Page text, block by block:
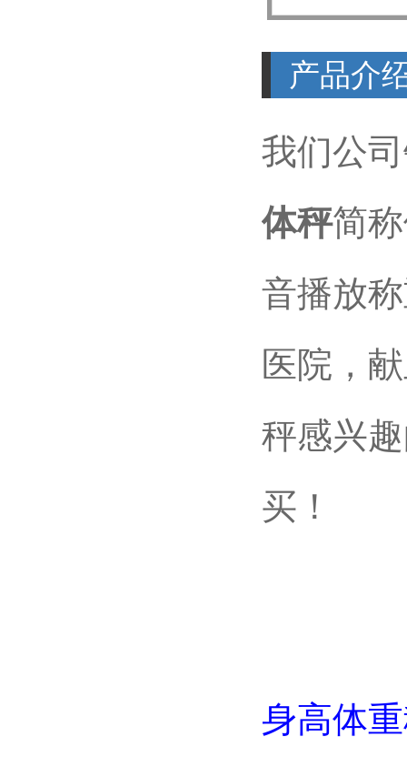
产品介
我们公
体秤简
音播放
医院，
秤感兴
买！
身高体